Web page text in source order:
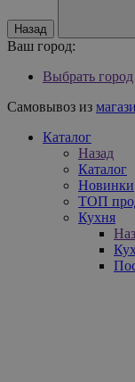
Назад
Ваш город:
Выбрать город
Самовывоз из
Каталог
Назад
Каталог
Новинки
ТОП
Кухня